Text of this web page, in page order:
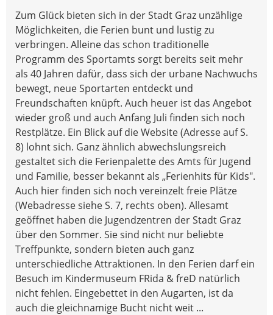
Zum Glück bieten sich in der Stadt Graz unzählige
Möglichkeiten, die Ferien bunt und lustig zu
verbringen. Alleine das schon traditionelle
Programm des Sportamts sorgt bereits seit mehr
als 40 Jahren dafür, dass sich der urbane Nachwuchs
bewegt, neue Sportarten entdeckt und
Freundschaften knüpft. Auch heuer ist das Angebot
wieder groß und auch Anfang Juli finden sich noch
Restplätze. Ein Blick auf die Website (Adresse auf S.
8) lohnt sich. Ganz ähnlich abwechslungsreich
gestaltet sich die Ferienpalette des Amts für Jugend
und Familie, besser bekannt als „Ferienhits für Kids".
Auch hier finden sich noch vereinzelt freie Plätze
(Webadresse siehe S. 7, rechts oben). Allesamt
geöffnet haben die Jugendzentren der Stadt Graz
über den Sommer. Sie sind nicht nur beliebte
Treffpunkte, sondern bieten auch ganz
unterschiedliche Attraktionen. In den Ferien darf ein
Besuch im Kindermuseum FRida & freD natürlich
nicht fehlen. Eingebettet in den Augarten, ist da
auch die gleichnamige Bucht nicht weit ...